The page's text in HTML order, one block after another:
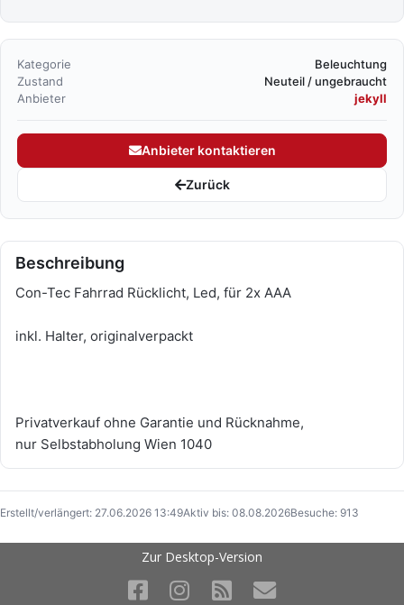
Kategorie
Beleuchtung
Zustand
Neuteil / ungebraucht
Anbieter
jekyll
Anbieter kontaktieren
Zurück
Beschreibung
Con-Tec Fahrrad Rücklicht, Led, für 2x AAA
inkl. Halter, originalverpackt
Privatverkauf ohne Garantie und Rücknahme,
nur Selbstabholung Wien 1040
Erstellt/verlängert: 27.06.2026 13:49Aktiv bis: 08.08.2026Besuche: 913
Zur Desktop-Version